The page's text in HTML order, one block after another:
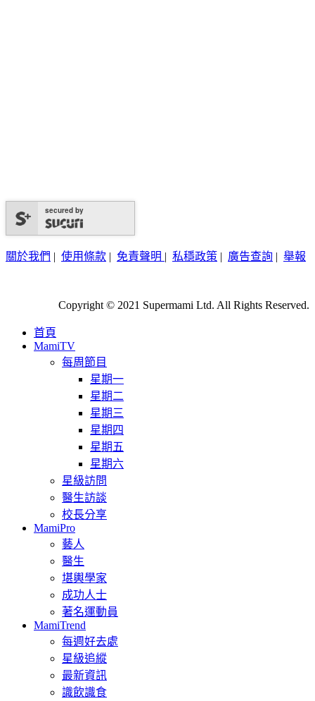
secured by
關於我們 | 使用條款 | 免責聲明 | 私穩政策 | 廣告查詢 | 舉報
Copyright © 2021 Supermami Ltd. All Rights Reserved.
首頁
MamiTV
每周節目
星期一
星期二
星期三
星期四
星期五
星期六
星級訪問
醫生訪談
校長分享
MamiPro
藝人
醫生
堪輿學家
成功人士
著名運動員
MamiTrend
每週好去處
星級追縱
最新資訊
識飲識食